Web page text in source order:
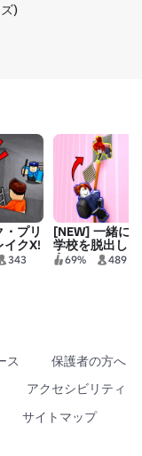
)
・プリ
イクX!
343
[NEW] 一緒に
学校を脱出しよ
う!69% 489
ス
保護者の方へ
アクセシビリティ
サイトマップ